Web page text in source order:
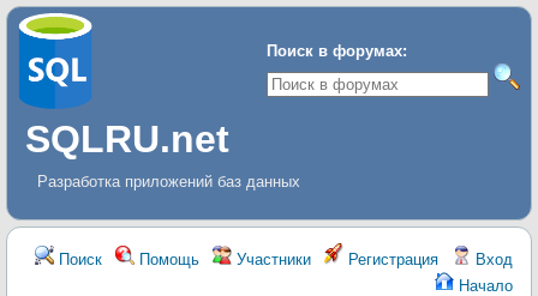
Поиск в форумах:
SQLRU.net
Разработка приложений баз данных
Поиск Помощь Участники Регистрация
Вход
Начало